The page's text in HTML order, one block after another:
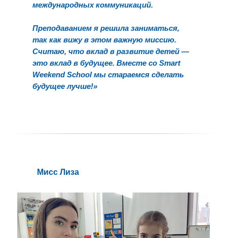
международных коммуникаций.
Преподаванием я решила заниматься,
так как вижу в этом важную миссию.
Считаю, что вклад в развитие детей —
это вклад в будущее. Вместе со Smart
Weekend School мы стараемся сделать
будущее лучше!»
Mиcс Лиза